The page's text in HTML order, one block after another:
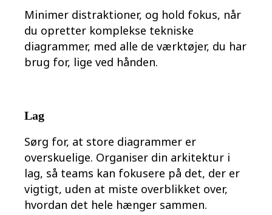
Webinarer
Reforge-læring
Community og support
Hjælpecenter
Events
Community
Priser
Minimer distraktioner, og hold fokus, når
du opretter komplekse tekniske
diagrammer, med alle de værktøjer, du har
brug for, lige ved hånden.
Lag
Sørg for, at store diagrammer er
overskuelige. Organiser din arkitektur i
lag, så teams kan fokusere på det, der er
vigtigt, uden at miste overblikket over,
hvordan det hele hænger sammen.